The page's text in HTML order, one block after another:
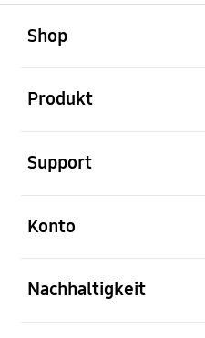
Shop
Produkt
Support
Konto
Nachhaltigkeit